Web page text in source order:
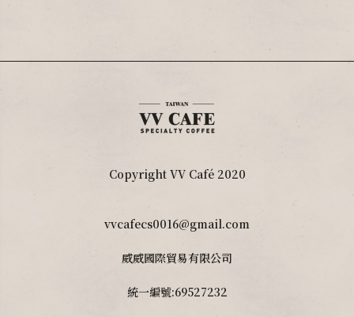
Copyright VV Café 2020
vvcafecs0016@gmail.com
威威國際貿易有限公司
統一編號:69527232